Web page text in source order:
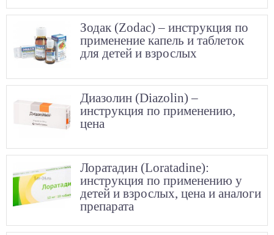
Зодак (Zodac) – инструкция по
применение капель и таблеток
для детей и взрослых
Диазолин (Diazolin) –
инструкция по применению,
цена
Лоратадин (Loratadine):
инструкция по применению у
детей и взрослых, цена и аналоги
препарата